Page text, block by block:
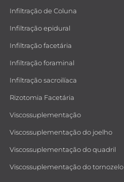
Infiltração de Coluna
Infiltração epidural
Infiltração facetária
Infiltração foraminal
Infiltração sacroilíaca
Rizotomia Facetária
Viscossuplementação
Viscossuplementação do joelho
Viscossuplementação do quadril
Viscossuplementação do tornozelo